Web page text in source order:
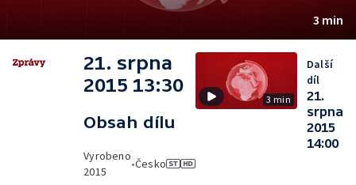
3 min
21. srpna
2015 13:30
Obsah dílu
Vyrobeno
2015
•Česko
3 min
Další
díl
21.
srpna
2015
14:00